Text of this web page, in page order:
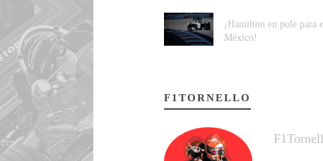
¡Hamilton en pole para
México!
F1TORNELLO